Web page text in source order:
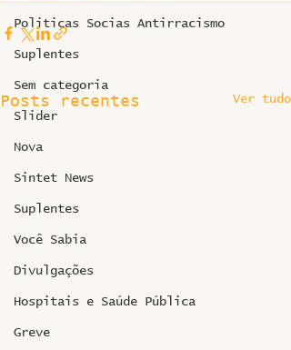
Politicas Socias Antirracismo
Suplentes
Sem categoria
Slider
Nova
Sintet News
Suplentes
Você Sabia
Divulgações
Hospitais e Saúde Pública
Greve
Posts recentes Ver tudo